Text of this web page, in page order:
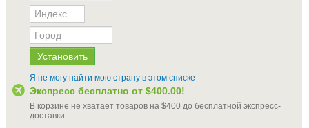
Я не могу найти мою страну в этом списке
Экспресс бесплатно от $400.00!
В корзине не хватает товаров на $400 до бесплатной экспресс-
доставки.